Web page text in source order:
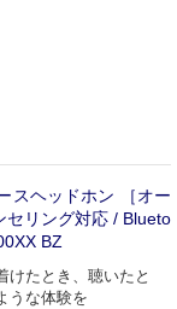
スヘッドホン ［オー
セリング対応 / Blueto
BZ
けたとき、聴いたと
うな体験を